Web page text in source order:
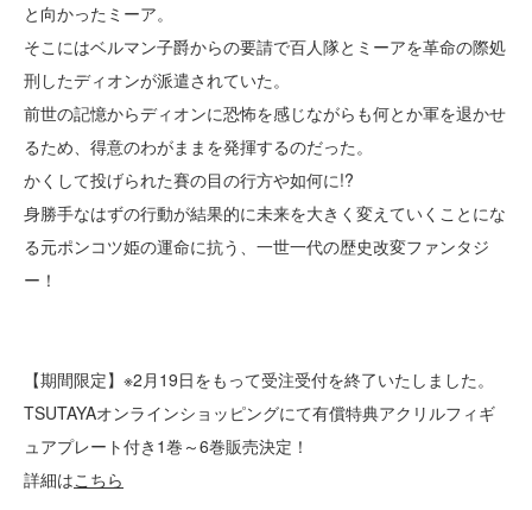
と向かったミーア。
そこにはベルマン子爵からの要請で百人隊とミーアを革命の際処
刑したディオンが派遣されていた。
前世の記憶からディオンに恐怖を感じながらも何とか軍を退かせ
るため、得意のわがままを発揮するのだった。
かくして投げられた賽の目の行方や如何に!?
身勝手なはずの行動が結果的に未来を大きく変えていくことにな
る元ポンコツ姫の運命に抗う、一世一代の歴史改変ファンタジ
ー！
【期間限定】※2月19日をもって受注受付を終了いたしました。
TSUTAYAオンラインショッピングにて有償特典アクリルフィギ
ュアプレート付き1巻～6巻販売決定！
詳細はこちら